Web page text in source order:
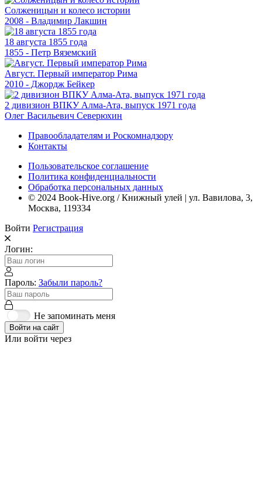
Солженицын и колесо истории
2008 - Владимир Лакшин
18 августа 1855 года
1855 - Петр Вяземский
Август. Первый император Рима
2010 - Джордж Бейкер
2 дивизион ВПКУ Алма-Ата, выпуск 1971 года
Олег Васильевич Северюхин
Правообладателям и Роскомнадзору
Контакты
Пользовательское соглашение
Политика конфиденциальности
Обработка персональных данных
© 2024 Book-Hive.org / Книжный улей | ул. Вавилова, 3,
Москва, 119334
Войти Регистрация
Логин:
Пароль: Забыли пароль?
Не запоминать меня
Войти на сайт
Или войти через